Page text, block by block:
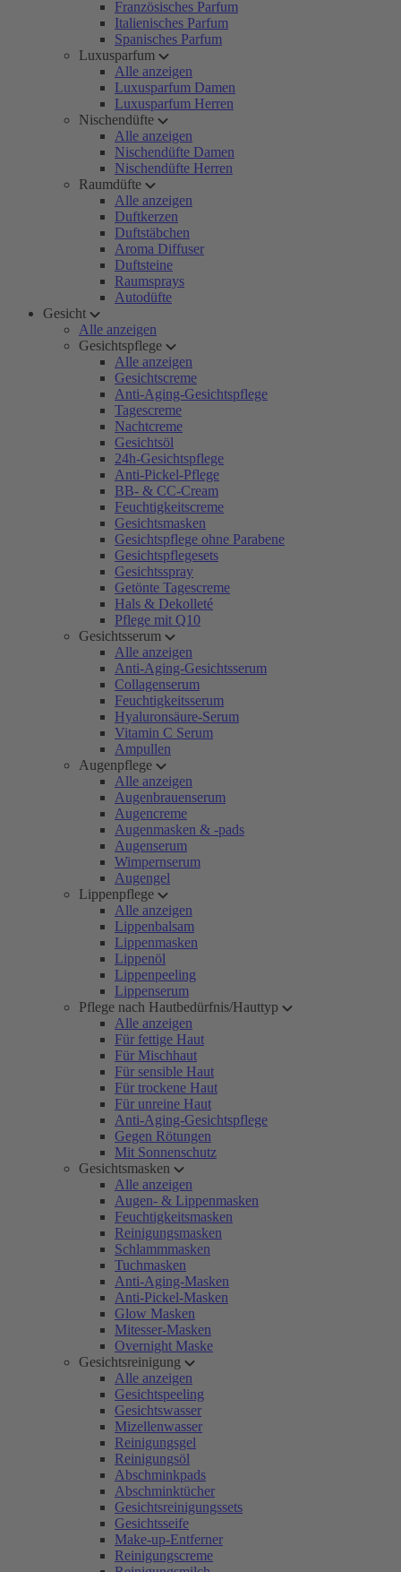
Französisches Parfum
Italienisches Parfum
Spanisches Parfum
Luxusparfum
Alle anzeigen
Luxusparfum Damen
Luxusparfum Herren
Nischendüfte
Alle anzeigen
Nischendüfte Damen
Nischendüfte Herren
Raumdüfte
Alle anzeigen
Duftkerzen
Duftstäbchen
Aroma Diffuser
Duftsteine
Raumsprays
Autodüfte
Gesicht
Alle anzeigen
Gesichtspflege
Alle anzeigen
Gesichtscreme
Anti-Aging-Gesichtspflege
Tagescreme
Nachtcreme
Gesichtsöl
24h-Gesichtspflege
Anti-Pickel-Pflege
BB- & CC-Cream
Feuchtigkeitscreme
Gesichtsmasken
Gesichtspflege ohne Parabene
Gesichtspflegesets
Gesichtsspray
Getönte Tagescreme
Hals & Dekolleté
Pflege mit Q10
Gesichtsserum
Alle anzeigen
Anti-Aging-Gesichtsserum
Collagenserum
Feuchtigkeitsserum
Hyaluronsäure-Serum
Vitamin C Serum
Ampullen
Augenpflege
Alle anzeigen
Augenbrauenserum
Augencreme
Augenmasken & -pads
Augenserum
Wimpernserum
Augengel
Lippenpflege
Alle anzeigen
Lippenbalsam
Lippenmasken
Lippenöl
Lippenpeeling
Lippenserum
Pflege nach Hautbedürfnis/Hauttyp
Alle anzeigen
Für fettige Haut
Für Mischhaut
Für sensible Haut
Für trockene Haut
Für unreine Haut
Anti-Aging-Gesichtspflege
Gegen Rötungen
Mit Sonnenschutz
Gesichtsmasken
Alle anzeigen
Augen- & Lippenmasken
Feuchtigkeitsmasken
Reinigungsmasken
Schlammmasken
Tuchmasken
Anti-Aging-Masken
Anti-Pickel-Masken
Glow Masken
Mitesser-Masken
Overnight Maske
Gesichtsreinigung
Alle anzeigen
Gesichtspeeling
Gesichtswasser
Mizellenwasser
Reinigungsgel
Reinigungsöl
Abschminkpads
Abschminktücher
Gesichtsreinigungssets
Gesichtsseife
Make-up-Entferner
Reinigungscreme